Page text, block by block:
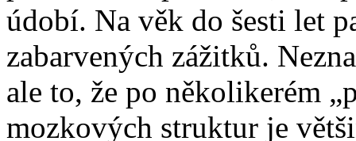
údobí. Na věk do šesti let
zabarvených zážitků.
ale to, že po několikerém
mozkových struktur je